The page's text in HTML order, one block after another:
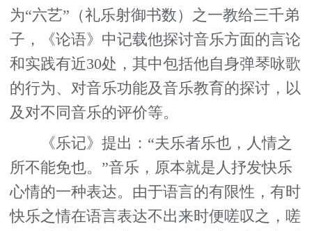
为“六艺”（礼乐射御书数）之一教给三千弟
子，《论语》中记载他探讨音乐方面的言论
和实践有近30处，其中包括他自身弹琴咏歌
的行为、对音乐功能及音乐教育的探讨，以
及对不同音乐的评价等。
《乐记》提出：“夫乐者乐也，人情之
所不能免也。”音乐，原本就是人抒发快乐
心情的一种表达。由于语言的有限性，有时
快乐之情在语言表达不出来时便嗟叹之，嗟